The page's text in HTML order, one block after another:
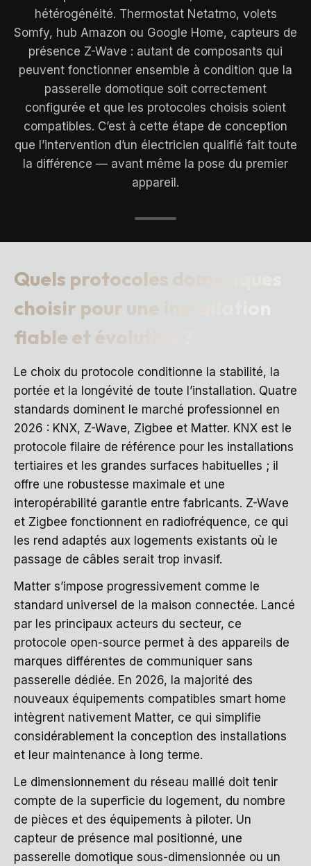
hétérogénéité. Thermostat Netatmo, volets
Somfy, hub Amazon ou Google Home, capteurs de
présence Z-Wave : autant de composants qui
peuvent fonctionner ensemble à condition que la
passerelle domotique soit correctement
configurée et que les protocoles choisis soient
compatibles. C’est à cette étape de conception
que l’intervention d’un électricien qualifié fait toute
la différence — avant même la pose du premier
appareil.
Quels protocoles domotiques
choisir pour une installation
fiable et évolutive ?
Le choix du protocole conditionne la stabilité, la
portée et la longévité de toute l’installation. Quatre
standards dominent le marché professionnel en
2026 : KNX, Z-Wave, Zigbee et Matter. KNX est le
protocole filaire de référence pour les installations
tertiaires et les grandes surfaces habituelles ; il
offre une robustesse maximale et une
interopérabilité garantie entre fabricants. Z-Wave
et Zigbee fonctionnent en radiofréquence, ce qui
les rend adaptés aux logements existants où le
passage de câbles serait trop invasif.
Matter s’impose progressivement comme le
standard universel de la maison connectée. Lancé
par les principaux acteurs du secteur, ce
protocole open-source permet à des appareils de
marques différentes de communiquer sans
passerelle dédiée. En 2026, la majorité des
nouveaux équipements compatibles smart home
intègrent nativement Matter, ce qui simplifie
considérablement la conception des installations
et leur maintenance à long terme.
Le dimensionnement du réseau maillé doit tenir
compte de la superficie du logement, du nombre
de pièces et des équipements à piloter. Un
capteur de présence mal positionné, une
passerelle domotique sous-dimensionnée ou un